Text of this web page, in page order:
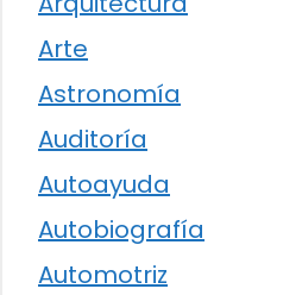
Arte
Astronomía
Auditoría
Autoayuda
Autobiografía
Automotriz